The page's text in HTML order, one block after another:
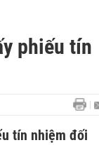
phiếu tín
tín nhiệm đối